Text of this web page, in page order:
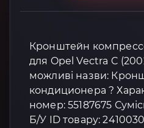
Кронштейн
для Opel Vectra C
можливі назви:
кондиционера ?
номер: 55187675
Б/У ID товару: